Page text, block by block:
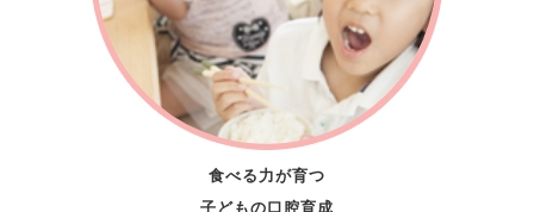
食べる力が育つ
子どもの口腔育成